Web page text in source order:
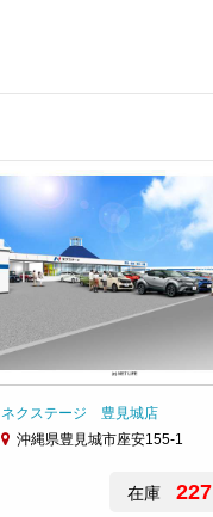
ネクステージ 豊見城店
沖縄県豊見城市座安155-1
在庫 227